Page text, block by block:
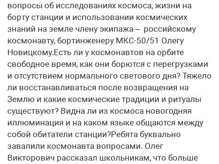
вопросы об исследованиях космоса, жизни на
борту станции и использовании космических
знаний на земле члену экипажа – российскому
космонавту, бортинженеру МКС-50/51 Олегу
Новицкому.Есть ли у космонавтов на орбите
свободное время, как они борются с перегрузками
и отсутствием нормального светового дня? Тяжело
ли восстанавливаться после возвращения на
Землю и какие космические традиции и ритуалы
существуют? Видна ли из космоса новогодняя
иллюминация и на каком языке общаются между
собой обитатели станции?Ребята буквально
завалили космонавта вопросами. Олег
Викторович рассказал школьникам, что больше